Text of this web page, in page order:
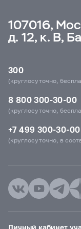
107016,
д. 12, к. В,
300
(круглосуточно,
8 800 300-30-00
(круглосуточно,
+7 499 300-30-00
(круглосуточно, в
Личный кабинет